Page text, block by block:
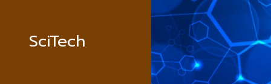
SciTech